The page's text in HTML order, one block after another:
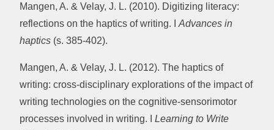
Mangen, A. & Velay, J. L. (2010). Digitizing literacy:
reflections on the haptics of writing. I Advances in
haptics (s. 385-402).
Mangen, A. & Velay, J. L. (2012). The haptics of
writing: cross-disciplinary explorations of the impact of
writing technologies on the cognitive-sensorimotor
processes involved in writing. I Learning to Write